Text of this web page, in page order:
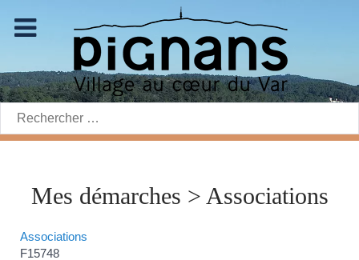
Rechercher:
Mes démarches > Associations
Associations
F15748